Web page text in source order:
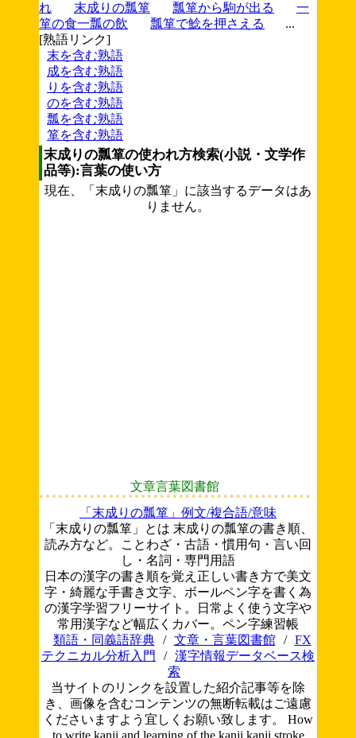
れ
末成りの瓢箪 瓢箪から駒が出る
一
箪の食一瓢の飲
瓢箪で鯰を押さえる
...
[熟語リンク]
末を含む熟語
成を含む熟語
りを含む熟語
のを含む熟語
瓢を含む熟語
箪を含む熟語
末成りの瓢箪の使われ方検索(小説・文学作
品等):言葉の使い方
現在、「末成りの瓢箪」に該当するデータはあ
りません。
文章言葉図書館
「末成りの瓢箪」例文/複合語/意味
「末成りの瓢箪」とは 末成りの瓢箪の書き順、
読み方など。ことわざ・古語・慣用句・言い回
し・名詞・専門用語
日本の漢字の書き順を覚え正しい書き方で美文
字・綺麗な手書き文字、ボールペン字を書く為
の漢字学習フリーサイト。日常よく使う文字や
常用漢字など幅広くカバー。ペン字練習帳
類語・同義語辞典
/ 文章・言葉図書館 /
FX
テクニカル分析入門
/ 漢字情報データベース検
索
当サイトのリンクを設置した紹介記事等を除
き、画像を含むコンテンツの無断転載はご遠慮
くださいますよう宜しくお願い致します。 How
to write kanji and learning of the kanji.kanji stroke